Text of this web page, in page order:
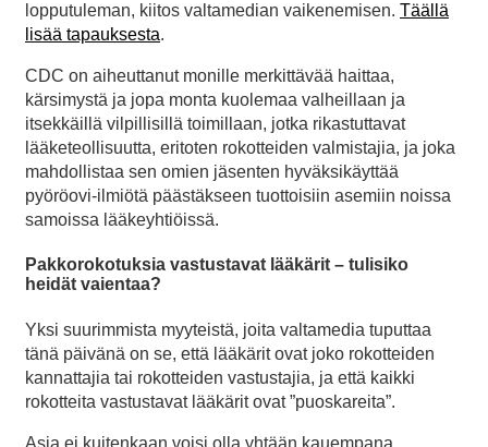
lopputuleman, kiitos valtamedian vaikenemisen. Täällä
lisää tapauksesta.
CDC on aiheuttanut monille merkittävää haittaa,
kärsimystä ja jopa monta kuolemaa valheillaan ja
itsekkäillä vilpillisillä toimillaan, jotka rikastuttavat
lääketeollisuutta, eritoten rokotteiden valmistajia, ja joka
mahdollistaa sen omien jäsenten hyväksikäyttää
pyöröovi-ilmiötä päästäkseen tuottoisiin asemiin noissa
samoissa lääkeyhtiöissä.
Pakkorokotuksia vastustavat lääkärit – tulisiko
heidät vaientaa?
Yksi suurimmista myyteistä, joita valtamedia tuputtaa
tänä päivänä on se, että lääkärit ovat joko rokotteiden
kannattajia tai rokotteiden vastustajia, ja että kaikki
rokotteita vastustavat lääkärit ovat ”puoskareita”.
Asia ei kuitenkaan voisi olla yhtään kauempana